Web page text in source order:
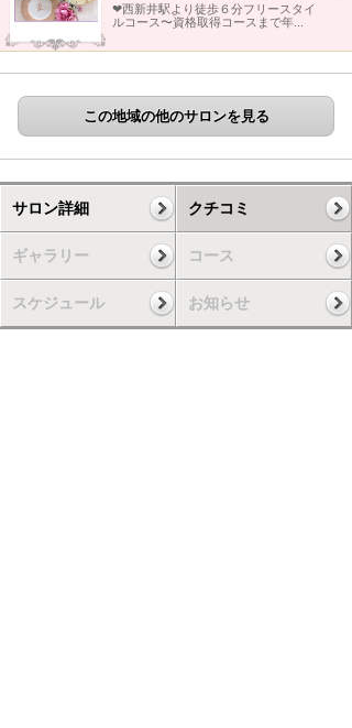
❤︎西新井駅より徒歩６分フリースタイ
ルコース〜資格取得コースまで年...
この地域の他のサロンを見る
サロン詳細 クチコミ
ギャラリー コース
スケジュール お知らせ